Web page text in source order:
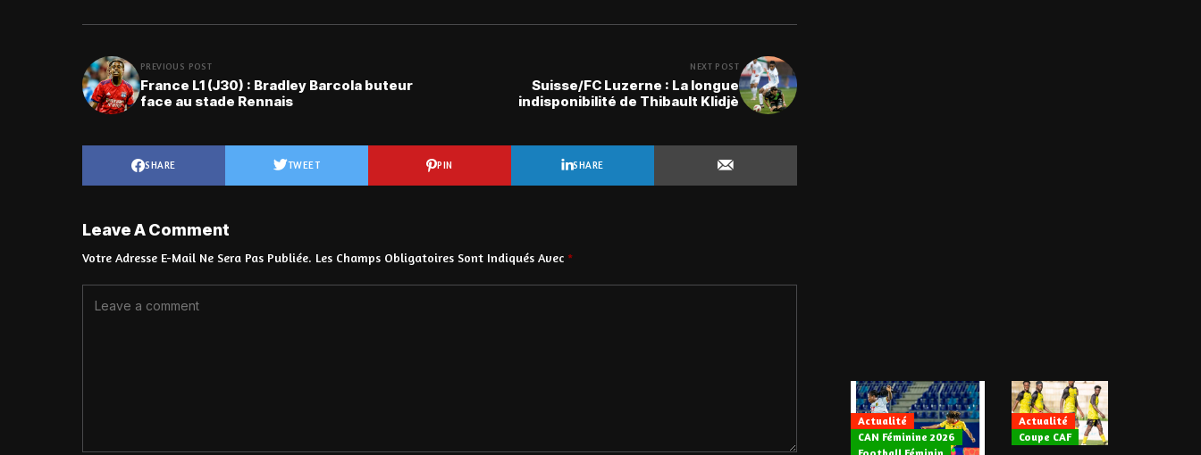
PREVIOUS POST
France L1 (J30) : Bradley Barcola buteur
face au stade Rennais
NEXT POST
Suisse/FC Luzerne : La longue
indisponibilité de Thibault Klidjè
SHARE TWEET PIN SHARE
Leave A Comment
Votre Adresse E-Mail Ne Sera Pas Publiée. Les Champs Obligatoires Sont Indiqués Avec *
Actualité
CAN Féminine 2026
Actualité
Coupe CAF